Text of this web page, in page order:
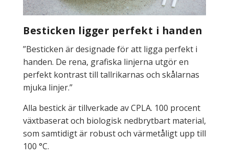
Besticken ligger perfekt i handen
”Besticken är designade för att ligga perfekt i
handen. De rena, grafiska linjerna utgör en
perfekt kontrast till tallrikarnas och skålarnas
mjuka linjer.”
Alla bestick är tillverkade av CPLA. 100 procent
växtbaserat och biologisk nedbrytbart material,
som samtidigt är robust och värmetåligt upp till
100 °C.